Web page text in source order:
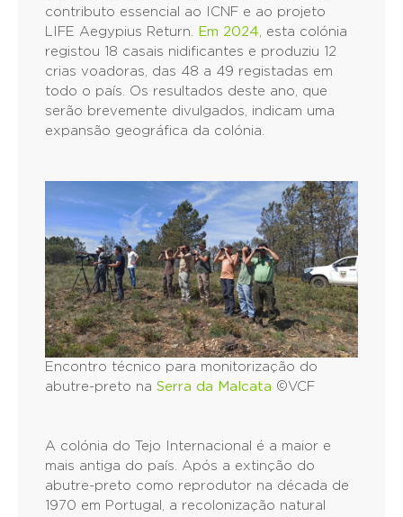
contributo essencial ao ICNF e ao projeto
LIFE Aegypius Return.
Em 2024 , esta colónia
registou 18 casais nidificantes e produziu 12
crias voadoras, das 48 a 49 registadas em
todo o país. Os resultados deste ano, que
serão brevemente divulgados, indicam uma
expansão geográfica da colónia.
Encontro técnico para monitorização do
abutre-preto na Serra da Malcata ©VCF
A colónia do Tejo Internacional é a maior e
mais antiga do país. Após a extinção do
abutre-preto como reprodutor na década de
1970 em Portugal, a recolonização natural